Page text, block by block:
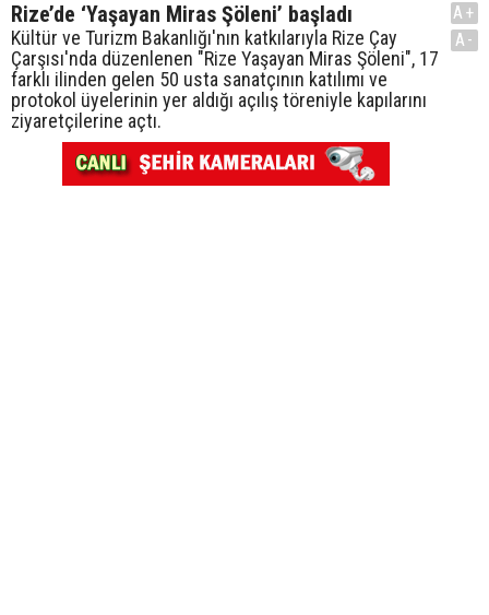
Rize’de ‘Yaşayan Miras Şöleni’ başladı
Kültür ve Turizm Bakanlığı'nın katkılarıyla Rize Çay
Çarşısı'nda düzenlenen "Rize Yaşayan Miras Şöleni", 17
farklı ilinden gelen 50 usta sanatçının katılımı ve
protokol üyelerinin yer aldığı açılış töreniyle kapılarını
ziyaretçilerine açtı.
A+
A-